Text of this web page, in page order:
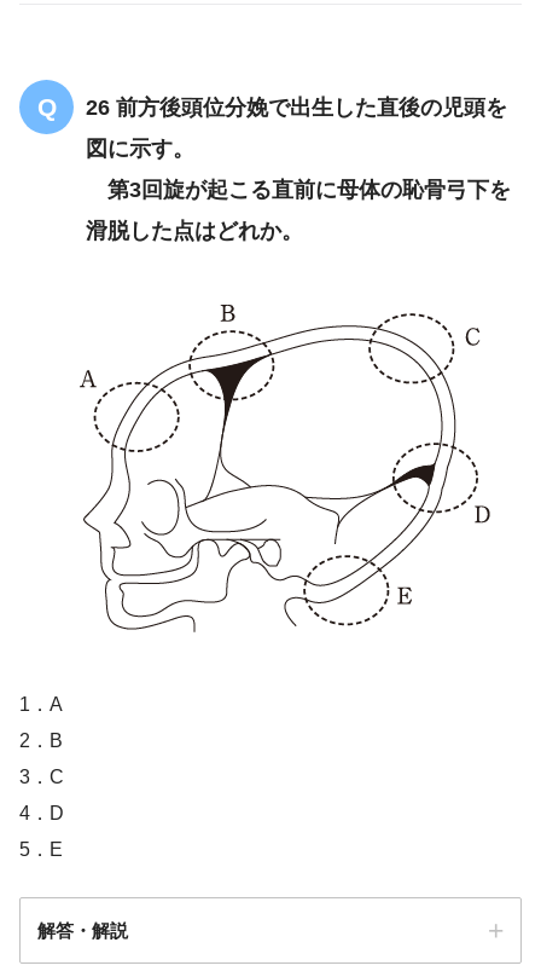
26 前方後頭位分娩で出生した直後の児頭を
図に示す。
第3回旋が起こる直前に母体の恥骨弓下を
滑脱した点はどれか。
1．A
2．B
3．C
4．D
5．E
解答・解説